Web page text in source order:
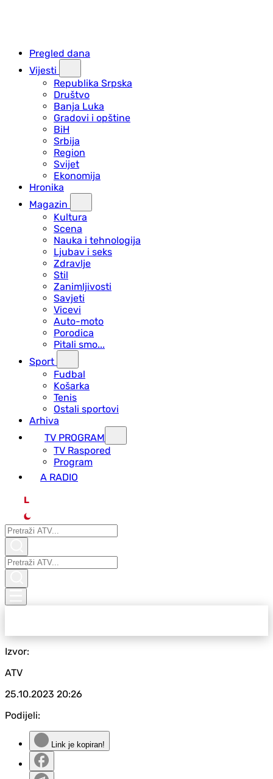
Pregled dana
Vijesti
Republika Srpska
Društvo
Banja Luka
Gradovi i opštine
BiH
Srbija
Region
Svijet
Ekonomija
Hronika
Magazin
Kultura
Scena
Nauka i tehnologija
Ljubav i seks
Zdravlje
Stil
Zanimljivosti
Savjeti
Vicevi
Auto-moto
Porodica
Pitali smo...
Sport
Fudbal
Košarka
Tenis
Ostali sportovi
Arhiva
TV PROGRAM
ТV Raspored
Program
A RADIO
L
Izvor:
ATV
25.10.2023 20:26
Podijeli:
Link je kopiran!